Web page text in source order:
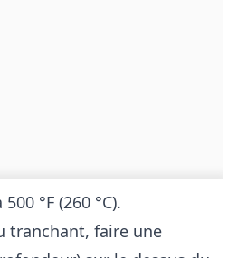
°F (260 °C).
tranchant, faire une